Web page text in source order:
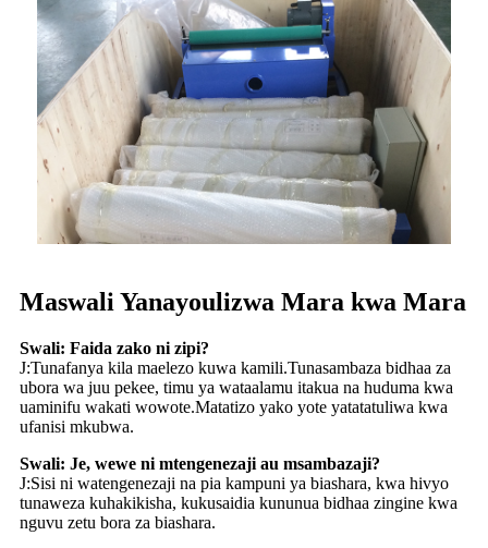
Maswali Yanayoulizwa Mara kwa Mara
Swali: Faida zako ni zipi?
J:Tunafanya kila maelezo kuwa kamili.Tunasambaza bidhaa za
ubora wa juu pekee, timu ya wataalamu itakua na huduma kwa
uaminifu wakati wowote.Matatizo yako yote yatatatuliwa kwa
ufanisi mkubwa.
Swali: Je, wewe ni mtengenezaji au msambazaji?
J:Sisi ni watengenezaji na pia kampuni ya biashara, kwa hivyo
tunaweza kuhakikisha, kukusaidia kununua bidhaa zingine kwa
nguvu zetu bora za biashara.